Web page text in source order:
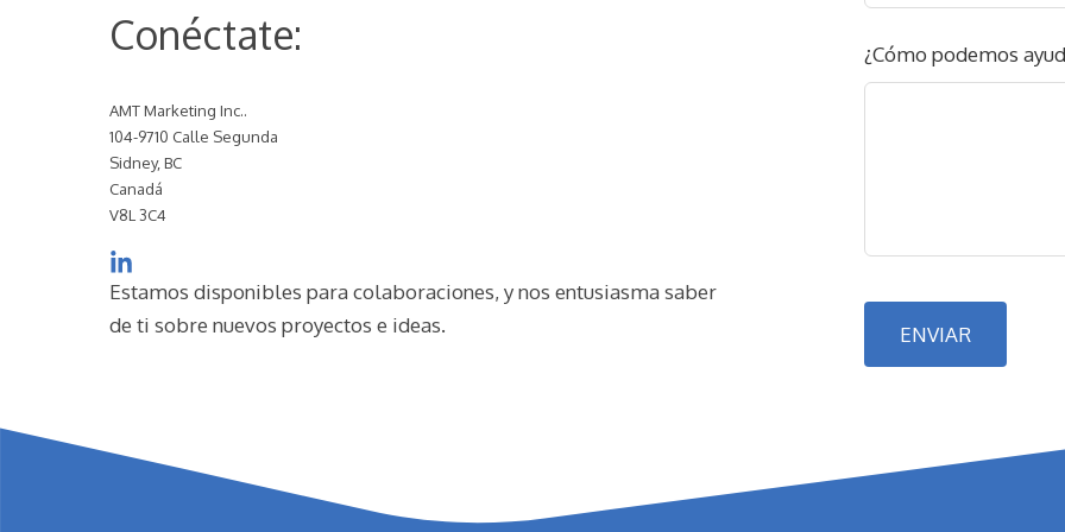
Conéctate:
AMT Marketing Inc..
104-9710 Calle Segunda
Sidney, BC
Canadá
V8L 3C4
Estamos disponibles para colaboraciones, y nos entusiasma saber
de ti sobre nuevos proyectos e ideas.
en
blanco
¿Cómo podemos
ENVIAR